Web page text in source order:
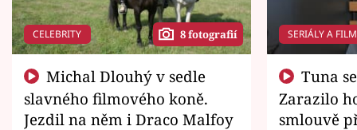
CELEBRITY 8 fotografií
slavného filmového koně.
Jezdil na něm i Draco Malfoy
SERIÁLY A
Zarazilo
smlouvě